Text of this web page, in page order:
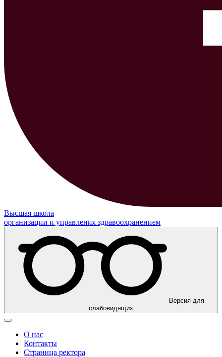
Высшая школа
организации и управления здравоохранением
Версия для
слабовидящих
О нас
Контакты
Страница ректора